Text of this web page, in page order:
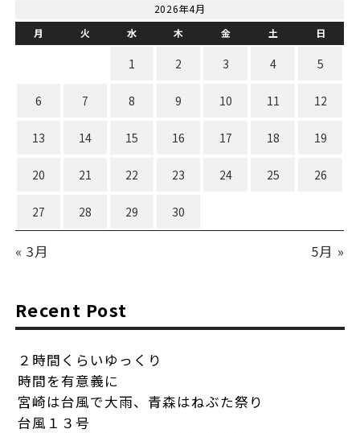
2026年4月
月
火 水 木 金 土 日
1 2 3 4 5
6 7 8 9 10 11 12
13 14 15 16 17 18 19
20 21 22 23 24 25 26
27 28 29 30
« 3月 5月 »
Recent Post
２時間くらいゆっくり
時間を有意義に
宮崎は台風で大雨、青森はねぶた祭り
台風１３号